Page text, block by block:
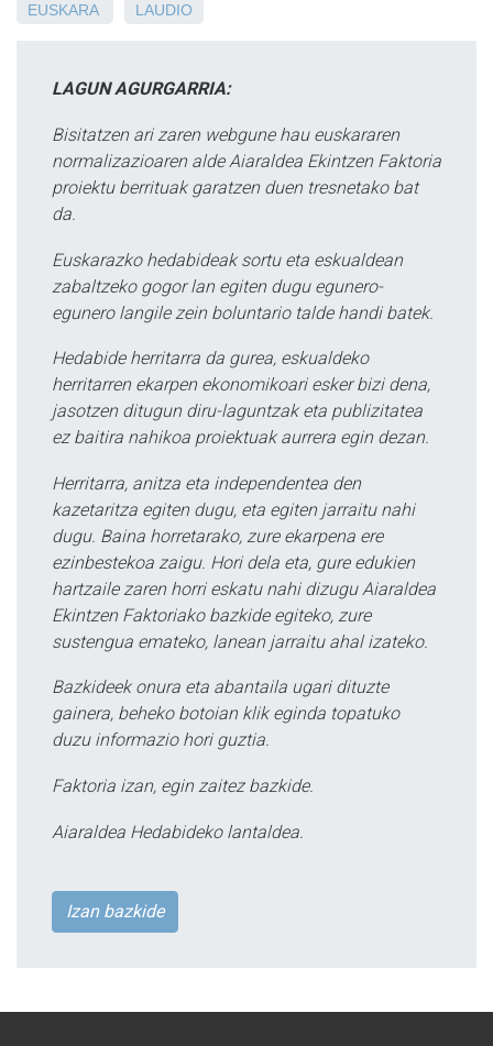
EUSKARA LAUDIO
LAGUN AGURGARRIA:
Bisitatzen ari zaren webgune hau euskararen
normalizazioaren alde Aiaraldea Ekintzen Faktoria
proiektu berrituak garatzen duen tresnetako bat
da.
Euskarazko hedabideak sortu eta eskualdean
zabaltzeko gogor lan egiten dugu egunero-
egunero langile zein boluntario talde handi batek.
Hedabide herritarra da gurea, eskualdeko
herritarren ekarpen ekonomikoari esker bizi dena,
jasotzen ditugun diru-laguntzak eta publizitatea
ez baitira nahikoa proiektuak aurrera egin dezan.
Herritarra, anitza eta independentea den
kazetaritza egiten dugu, eta egiten jarraitu nahi
dugu. Baina horretarako, zure ekarpena ere
ezinbestekoa zaigu. Hori dela eta, gure edukien
hartzaile zaren horri eskatu nahi dizugu Aiaraldea
Ekintzen Faktoriako bazkide egiteko, zure
sustengua emateko, lanean jarraitu ahal izateko.
Bazkideek onura eta abantaila ugari dituzte
gainera, beheko botoian klik eginda topatuko
duzu informazio hori guztia.
Faktoria izan, egin zaitez bazkide.
Aiaraldea Hedabideko lantaldea.
Izan bazkide